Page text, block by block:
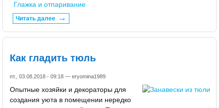
Глажка и отпаривание
Читать далее
Как гладить тюль
пт., 03.08.2018 - 09:18 — eryomina1989
Опытные хозяйки и декораторы для
создания уюта в помещении нередко